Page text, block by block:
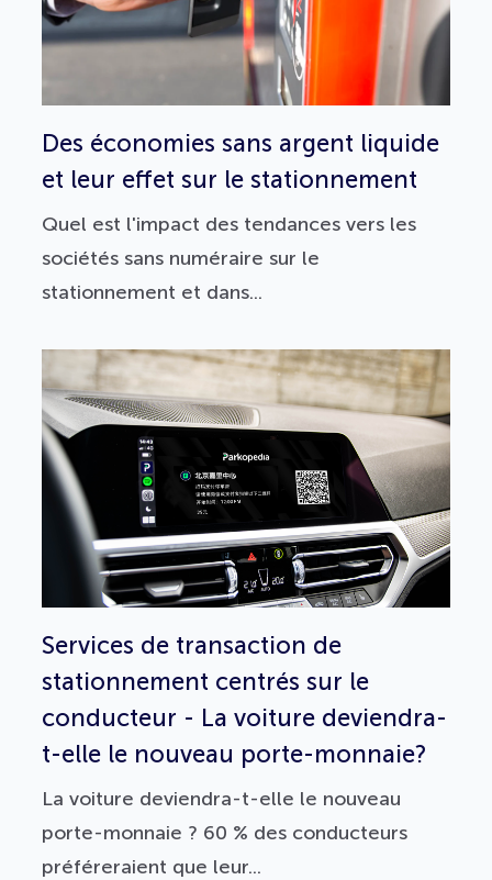
Des économies sans argent liquide
et leur effet sur le stationnement
Quel est l'impact des tendances vers les
sociétés sans numéraire sur le
stationnement et dans...
Services de transaction de
stationnement centrés sur le
conducteur - La voiture deviendra-
t-elle le nouveau porte-monnaie?
La voiture deviendra-t-elle le nouveau
porte-monnaie ? 60 % des conducteurs
préféreraient que leur...